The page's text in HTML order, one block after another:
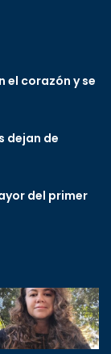
el corazón y se
dejan de
del primer